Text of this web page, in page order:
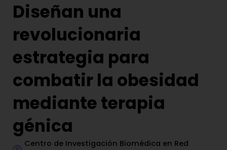
Diseñan una
revolucionaria
estrategia para
combatir la obesidad
mediante terapia
génica
Centro de Investigación Biomédica en Red